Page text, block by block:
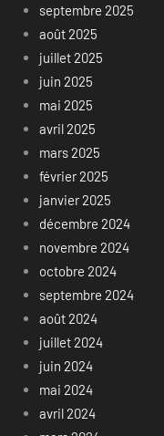
septembre 2025
août 2025
juillet 2025
juin 2025
mai 2025
avril 2025
mars 2025
février 2025
janvier 2025
décembre 2024
novembre 2024
octobre 2024
septembre 2024
août 2024
juillet 2024
juin 2024
mai 2024
avril 2024